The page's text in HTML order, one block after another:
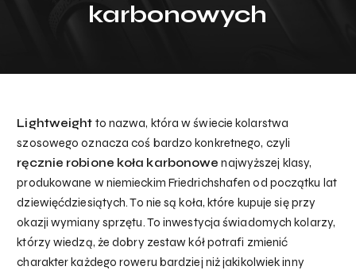
karbonowych
Lightweight to nazwa, która w świecie kolarstwa
szosowego oznacza coś bardzo konkretnego, czyli
ręcznie robione koła karbonowe najwyższej klasy,
produkowane w niemieckim Friedrichshafen od początku lat
dziewięćdziesiątych. To nie są koła, które kupuje się przy
okazji wymiany sprzętu. To inwestycja świadomych kolarzy,
którzy wiedzą, że dobry zestaw kół potrafi zmienić
charakter każdego roweru bardziej niż jakikolwiek inny